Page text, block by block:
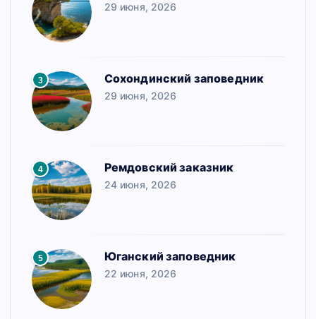
29 июня, 2026
3 Сохондинский заповедник
29 июня, 2026
4 Ремдовский заказник
24 июня, 2026
5 Юганский заповедник
22 июня, 2026